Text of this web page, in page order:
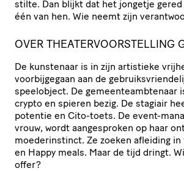
stilte. Dan blijkt dat het jongetje gered
één van hen. Wie neemt zijn
OVER THEATERVOORSTELLING
De kunstenaar is in zijn artistieke
voorbijgegaan aan de
speelobject. De gemeenteambtenaar
crypto en spieren bezig. De stagiair
potentie en Cito-toets. De event-
vrouw, wordt aangesproken op haar
moederinstinct. Ze zoeken afleiding in
en Happy meals. Maar de tijd dringt.
offer?